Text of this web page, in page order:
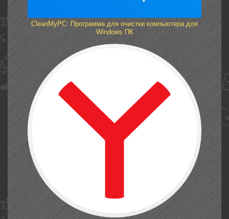
CleanMyPC: Программа для очистки компьютера для
Windows ПК